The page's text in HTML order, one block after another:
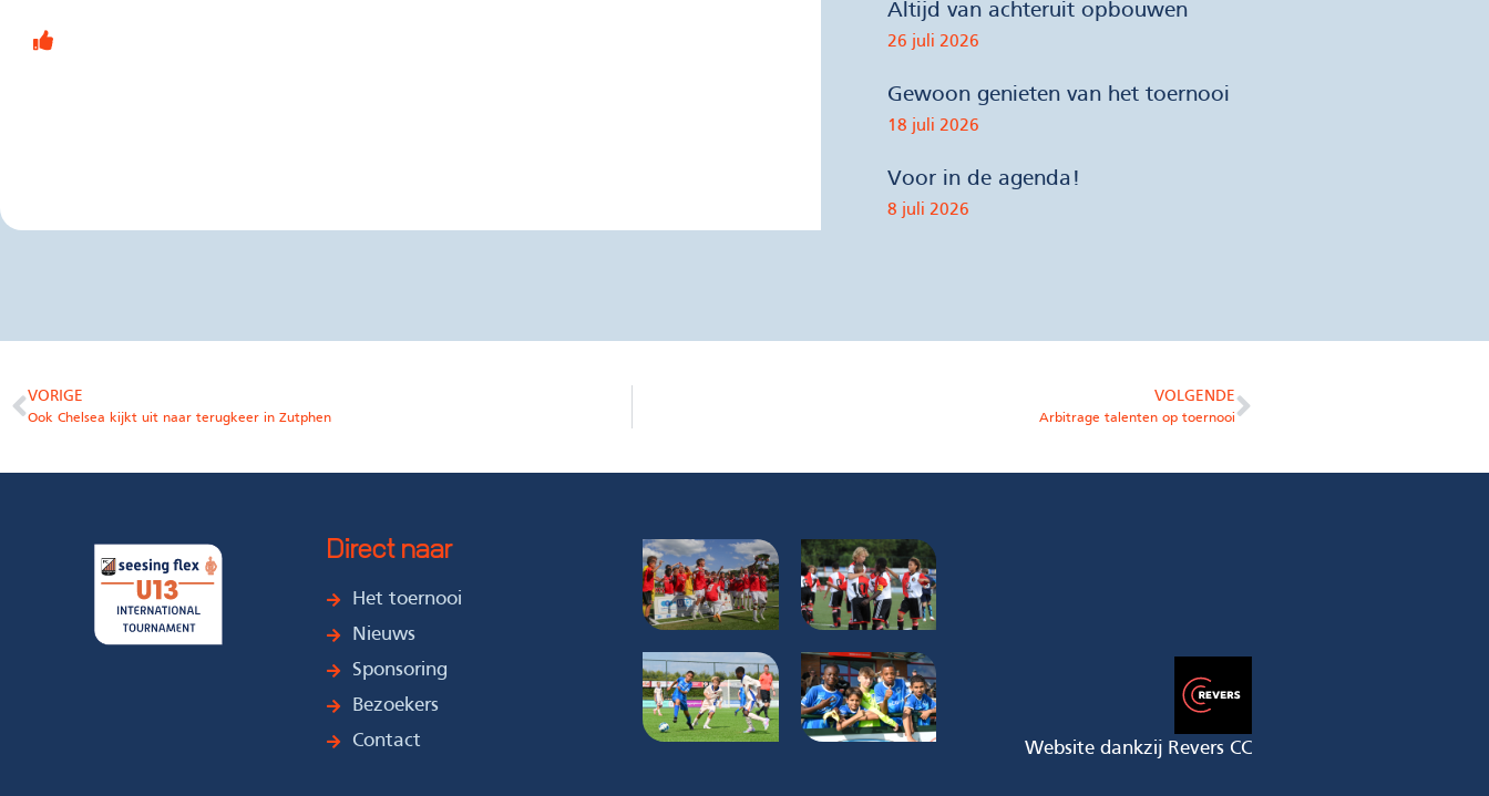
Altijd van achteruit opbouwen
26 juli 2026
Gewoon genieten van het toernooi
18 juli 2026
Voor in de agenda!
8 juli 2026
VORIGE
Ook Chelsea kijkt uit naar terugkeer in Zutphen
VOLGENDE
Arbitrage talenten op toernooi
Direct naar
Het toernooi
Nieuws
Sponsoring
Bezoekers
Contact
Website dankzij Revers CC